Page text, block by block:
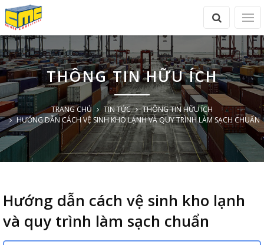
THÔNG TIN HỮU ÍCH
TRANG CHỦ TIN TỨC
THÔNG TIN HỮU ÍCH
HƯỚNG DẪN CÁCH VỆ SINH KHO LẠNH VÀ QUY TRÌNH LÀM SẠCH CHUẨN
Hướng dẫn cách vệ sinh kho lạnh
và quy trình làm sạch chuẩn